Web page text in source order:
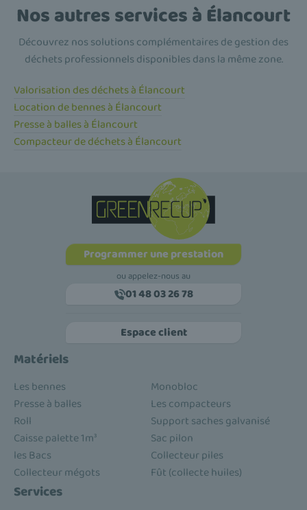
Nos autres services à Élancourt
Découvrez nos solutions complémentaires de gestion des
déchets professionnels disponibles dans la même zone.
Valorisation des déchets à Élancourt
Location de bennes à Élancourt
Presse à balles à Élancourt
Compacteur de déchets à Élancourt
Programmer une prestation
ou appelez-nous au
01 48 03 26 78
Espace client
Matériels
Les bennes
Monobloc
Presse à balles
Les compacteurs
Roll
Support saches galvanisé
Caisse palette 1m³
Sac pilon
les Bacs
Collecteur piles
Collecteur mégots
Fût (collecte huiles)
Services